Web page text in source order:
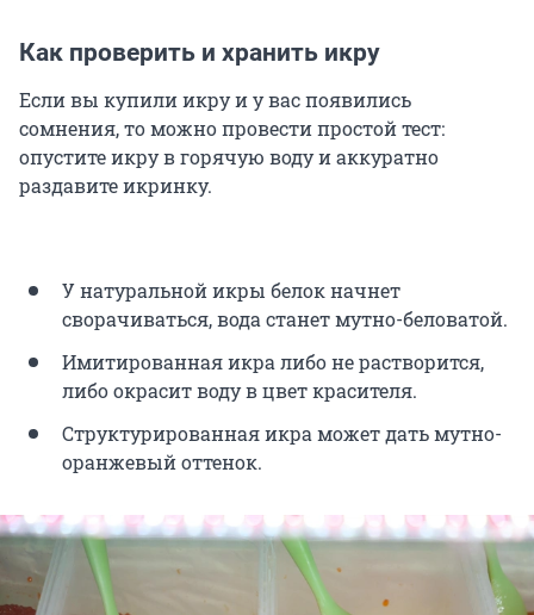
Как проверить и хранить икру
Если вы купили икру и у вас появились
сомнения, то можно провести простой тест:
опустите икру в горячую воду и аккуратно
раздавите икринку.
У натуральной икры белок начнет
сворачиваться, вода станет мутно-беловатой.
Имитированная икра либо не растворится,
либо окрасит воду в цвет красителя.
Структурированная икра может дать мутно-
оранжевый оттенок.